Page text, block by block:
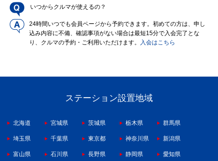
いつからクルマが使えるの？
24時間いつでも会員ページから予約できます。初めての方は、申し
込み内容に不備、確認事項がない場合は最短15分で入会完了とな
り、クルマの予約・ご利用いただけます。
入会はこちら
ステーション設置地域
北海道 宮城県 茨城県 栃木県 群馬県
埼玉県 千葉県 東京都 神奈川県 新潟県
富山県 石川県 長野県 静岡県 愛知県